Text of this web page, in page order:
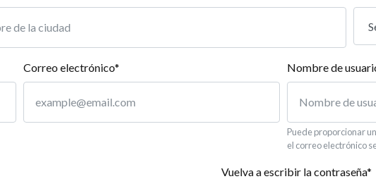
Correo electrónico* Nombre de
Puede proporcionar
el correo electrónico
Vuelva a escribir la contraseña*